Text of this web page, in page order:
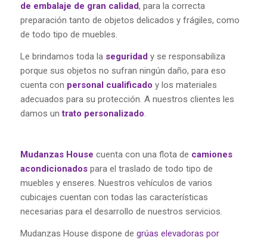
de embalaje de gran calidad, para la correcta
preparación tanto de objetos delicados y frágiles, como
de todo tipo de muebles.
Le brindamos toda la seguridady se responsabiliza
porque sus objetos no sufran ningún daño, para eso
cuenta con personal cualificado y los materiales
adecuados para su protección. A nuestros clientes les
damos untrato personalizado.
Mudanzas House cuenta con una flota de camiones
acondicionadospara el traslado de todo tipo de
muebles y enseres. Nuestros vehículos de varios
cubicajes cuentan con todas las características
necesarias para el desarrollo de nuestros servicios.
Mudanzas House dispone de grúas elevadoras por